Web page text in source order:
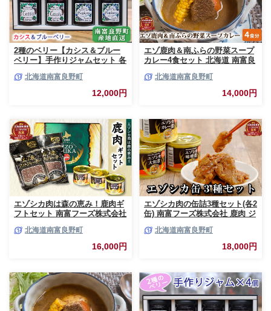
2種のベリー【カシス＆ブルー
ベリー】手作りジャムセット 各
ベリー カシス ブルーベリー ソ
ース 果実 てんさい糖 無農薬 甘
北海道南富良野町
12,000円
エゾ鹿肉＆南ふらの野菜スープ
カレー4食セット 北海道 南富良
スープカレー セット 詰合せ 加
北海道南富良野町
14,000円
エゾシカ肉は森の恵み！鹿肉ギ
フトセット 南富フーズ株式会社
北海道 南富良野町 エゾシカ 缶
詰 セット 詰合せ 贈り物 ギフト
北海道南富良野町
16,000円
エゾシカ肉の缶詰3種セット(各2
缶) 南富フーズ株式会社 鹿肉 ジ
南富良野町 エゾシカ 缶詰 セッ
ト 詰合せ 肉の加工品 おかず お
北海道南富良野町
18,000円